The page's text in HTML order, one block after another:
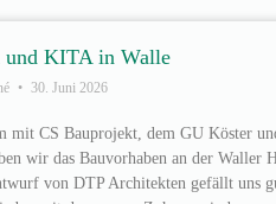
und KITA in Walle
30. Juni 2026
mit CS Bauprojekt, dem GU Köster
wir das Bauvorhaben an der Waller
von DTP Architekten gefällt uns